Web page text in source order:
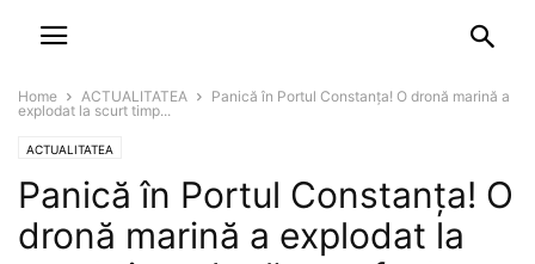
Home ACTUALITATEA
Panică în Portul Constanța! O dronă marină a
explodat la scurt timp...
ACTUALITATEA
Panică în Portul Constanța! O
dronă marină a explodat la